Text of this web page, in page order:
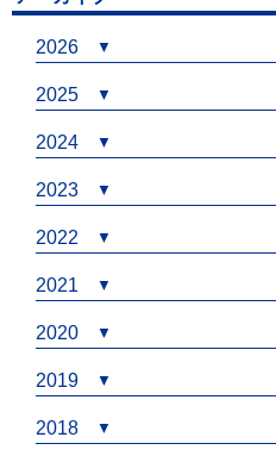
2026
2025
2024
2023
2022
2021
2020
2019
2018